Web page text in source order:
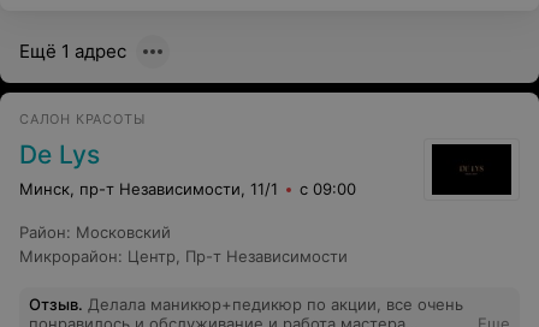
Ещё 1 адрес
САЛОН КРАСОТЫ
De Lys
Минск, пр-т Независимости, 11/1 с 09:00
Район: Московский
Микрорайон: Центр Пр-т Независимости
Отзыв. Делала маникюр+педикюр по акции, все очень